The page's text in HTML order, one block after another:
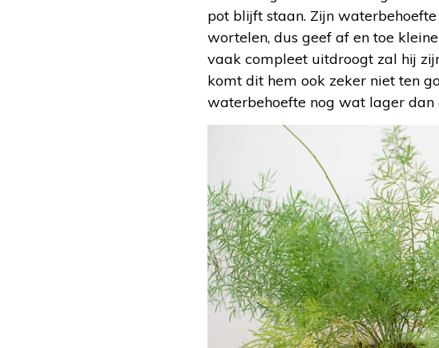
pot blijft staan. Zijn
wortelen, dus geef af en toe
vaak compleet uitdroogt zal hij
komt dit hem ook zeker niet ten
waterbehoefte nog wat lager